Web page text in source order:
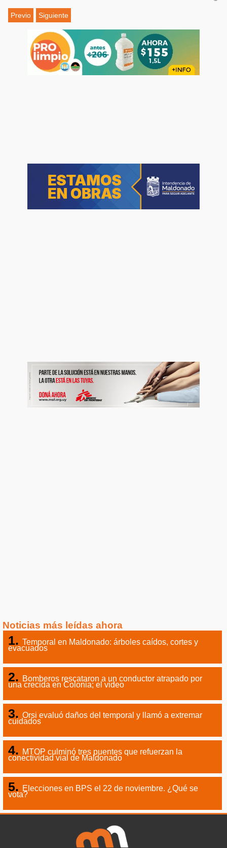
Previo Siguiente
Noticias más leídas ahora
Temporal en Maldonado: árboles caídos, cortes y
evacuados
Bomberos rescataron a un conductor atrapado por
una crecida en Colonia; el video
Orsi evaluó daños del temporal y llamó a extremar
cuidados
MTOP culminó tres puentes que refuerzan la
conectividad vial de Maldonado
Elecciones en BPS el 22 de noviembre. ¿Qué se
vota?